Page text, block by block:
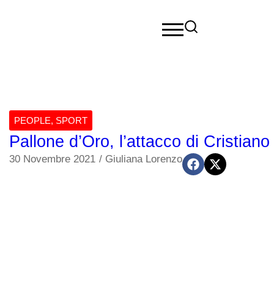
PEOPLE, SPORT
Pallone d’Oro, l’attacco di
30 Novembre 2021 / Giuliana Lorenzo